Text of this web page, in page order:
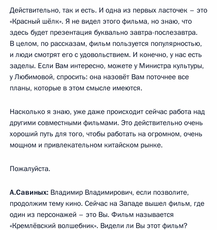
Действительно, так и есть. И одна из первых ласточек – это
«Красный шёлк». Я не видел этого фильма, но знаю, что
здесь будет презентация буквально завтра-послезавтра.
В целом, по рассказам, фильм пользуется популярностью,
и люди смотрят его с удовольствием. И конечно, у нас есть
заделы. Если Вам интересно, можете у Министра культуры,
у Любимовой, спросить: она назовёт Вам поточнее все
планы, которые в этом смысле имеются.
Насколько я знаю, уже даже происходит сейчас работа над
другими совместными фильмами. Это действительно очень
хороший путь для того, чтобы работать на огромном, очень
мощном и привлекательном китайском рынке.
Пожалуйста.
А.Савиных: Владимир Владимирович, если позволите,
продолжим тему кино. Сейчас на Западе вышел фильм, где
один из персонажей – это Вы. Фильм называется
«Кремлёвский волшебник». Видели ли Вы этот фильм?